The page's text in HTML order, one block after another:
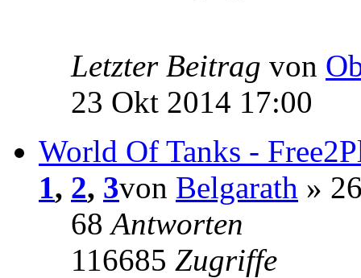
Letzter Beitrag von
23 Okt 2014 17:00
World Of Tanks -
1, 2, 3von Belgarath »
68Antworten
116685 Zugriffe